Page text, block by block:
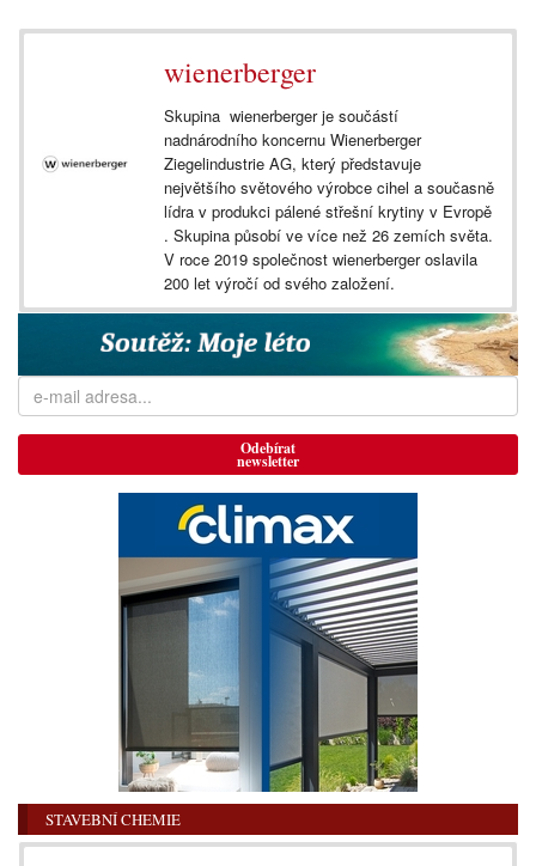
wienerberger
Skupina wienerberger je součástí
nadnárodního koncernu Wienerberger
Ziegelindustrie AG, který představuje
největšího světového výrobce cihel a současně
lídra v produkci pálené střešní krytiny v Evropě
. Skupina působí ve více než 26 zemích světa.
V roce 2019 společnost wienerberger oslavila
200 let výročí od svého založení.
Odebírat
newsletter
STAVEBNÍ CHEMIE